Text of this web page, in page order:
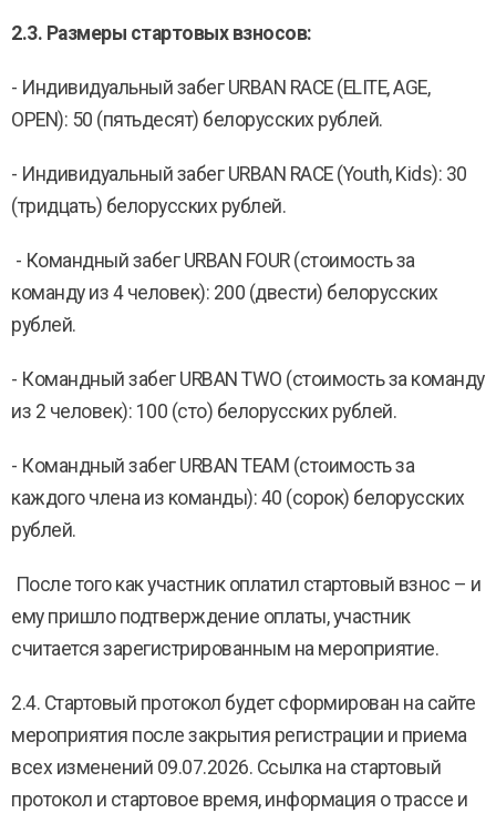
2.3. Размеры стартовых взносов:
- Индивидуальный забег URBAN RACE (ELITE, AGE,
OPEN): 50 (пятьдесят) белорусских рублей.
- Индивидуальный забег URBAN RACE (Youth, Kids): 30
(тридцать) белорусских рублей.
- Командный забег URBAN FOUR (стоимость за
команду из 4 человек): 200 (двести) белорусских
рублей.
- Командный забег URBAN TWO (стоимость за команду
из 2 человек): 100 (сто) белорусских рублей.
- Командный забег URBAN TEAM (стоимость за
каждого члена из команды): 40 (сорок) белорусских
рублей.
После того как участник оплатил стартовый взнос – и
ему пришло подтверждение оплаты, участник
считается зарегистрированным на мероприятие.
2.4. Стартовый протокол будет сформирован на сайте
мероприятия после закрытия регистрации и приема
всех изменений 09.07.2026. Ссылка на стартовый
протокол и стартовое время, информация о трассе и